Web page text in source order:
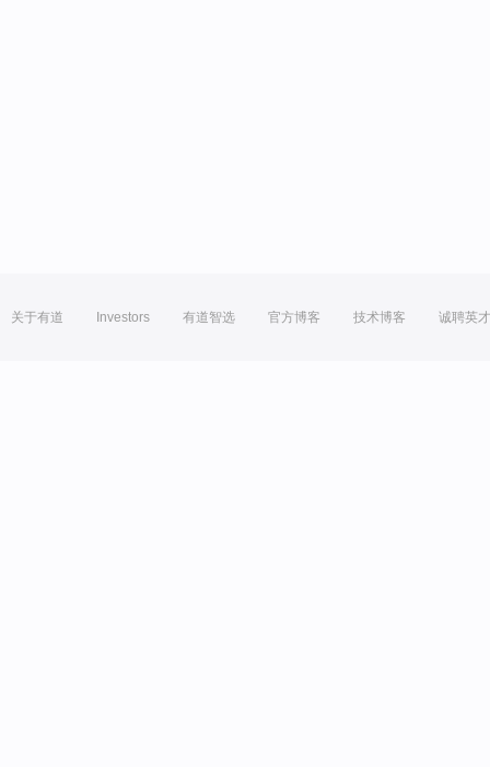
关于有道 Investors 有道智选 官方博客 技术博客 诚聘英才